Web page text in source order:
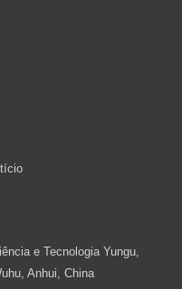
e Tecnologia Yungu,
Anhui, China